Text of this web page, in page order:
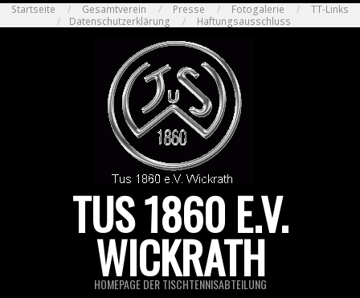
Skip
to
Startseite Gesamtverein Presse Fotogalerie
TT-Links
Datenschutzerklärung
Haftungsausschluss
TUS 1860 E.V.
WICKRATH
HOMEPAGE DER TISCHTENNISABTEILUNG